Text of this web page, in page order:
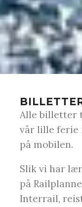
Alle billetter
vår lille ferie
på mobilen.
Slik vi har
på
Interrail,